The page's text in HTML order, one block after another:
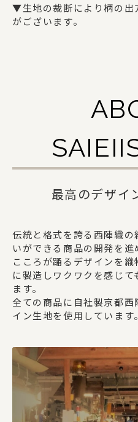
法人の方でお取引をご検討
お問
▼生地の裁断により柄の出
がございます。
最高のデザイ
伝統と格式を誇る西陣織
いができる商品の開発を進
こころが踊るデザインを
に製造しワクワクを感じ
ます。
全ての商品に自社製京都
イン生地を使用しています。